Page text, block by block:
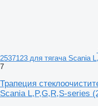
2537123 для тягача Scania
7
Трапеция
Scania L,P,G,R,S-series